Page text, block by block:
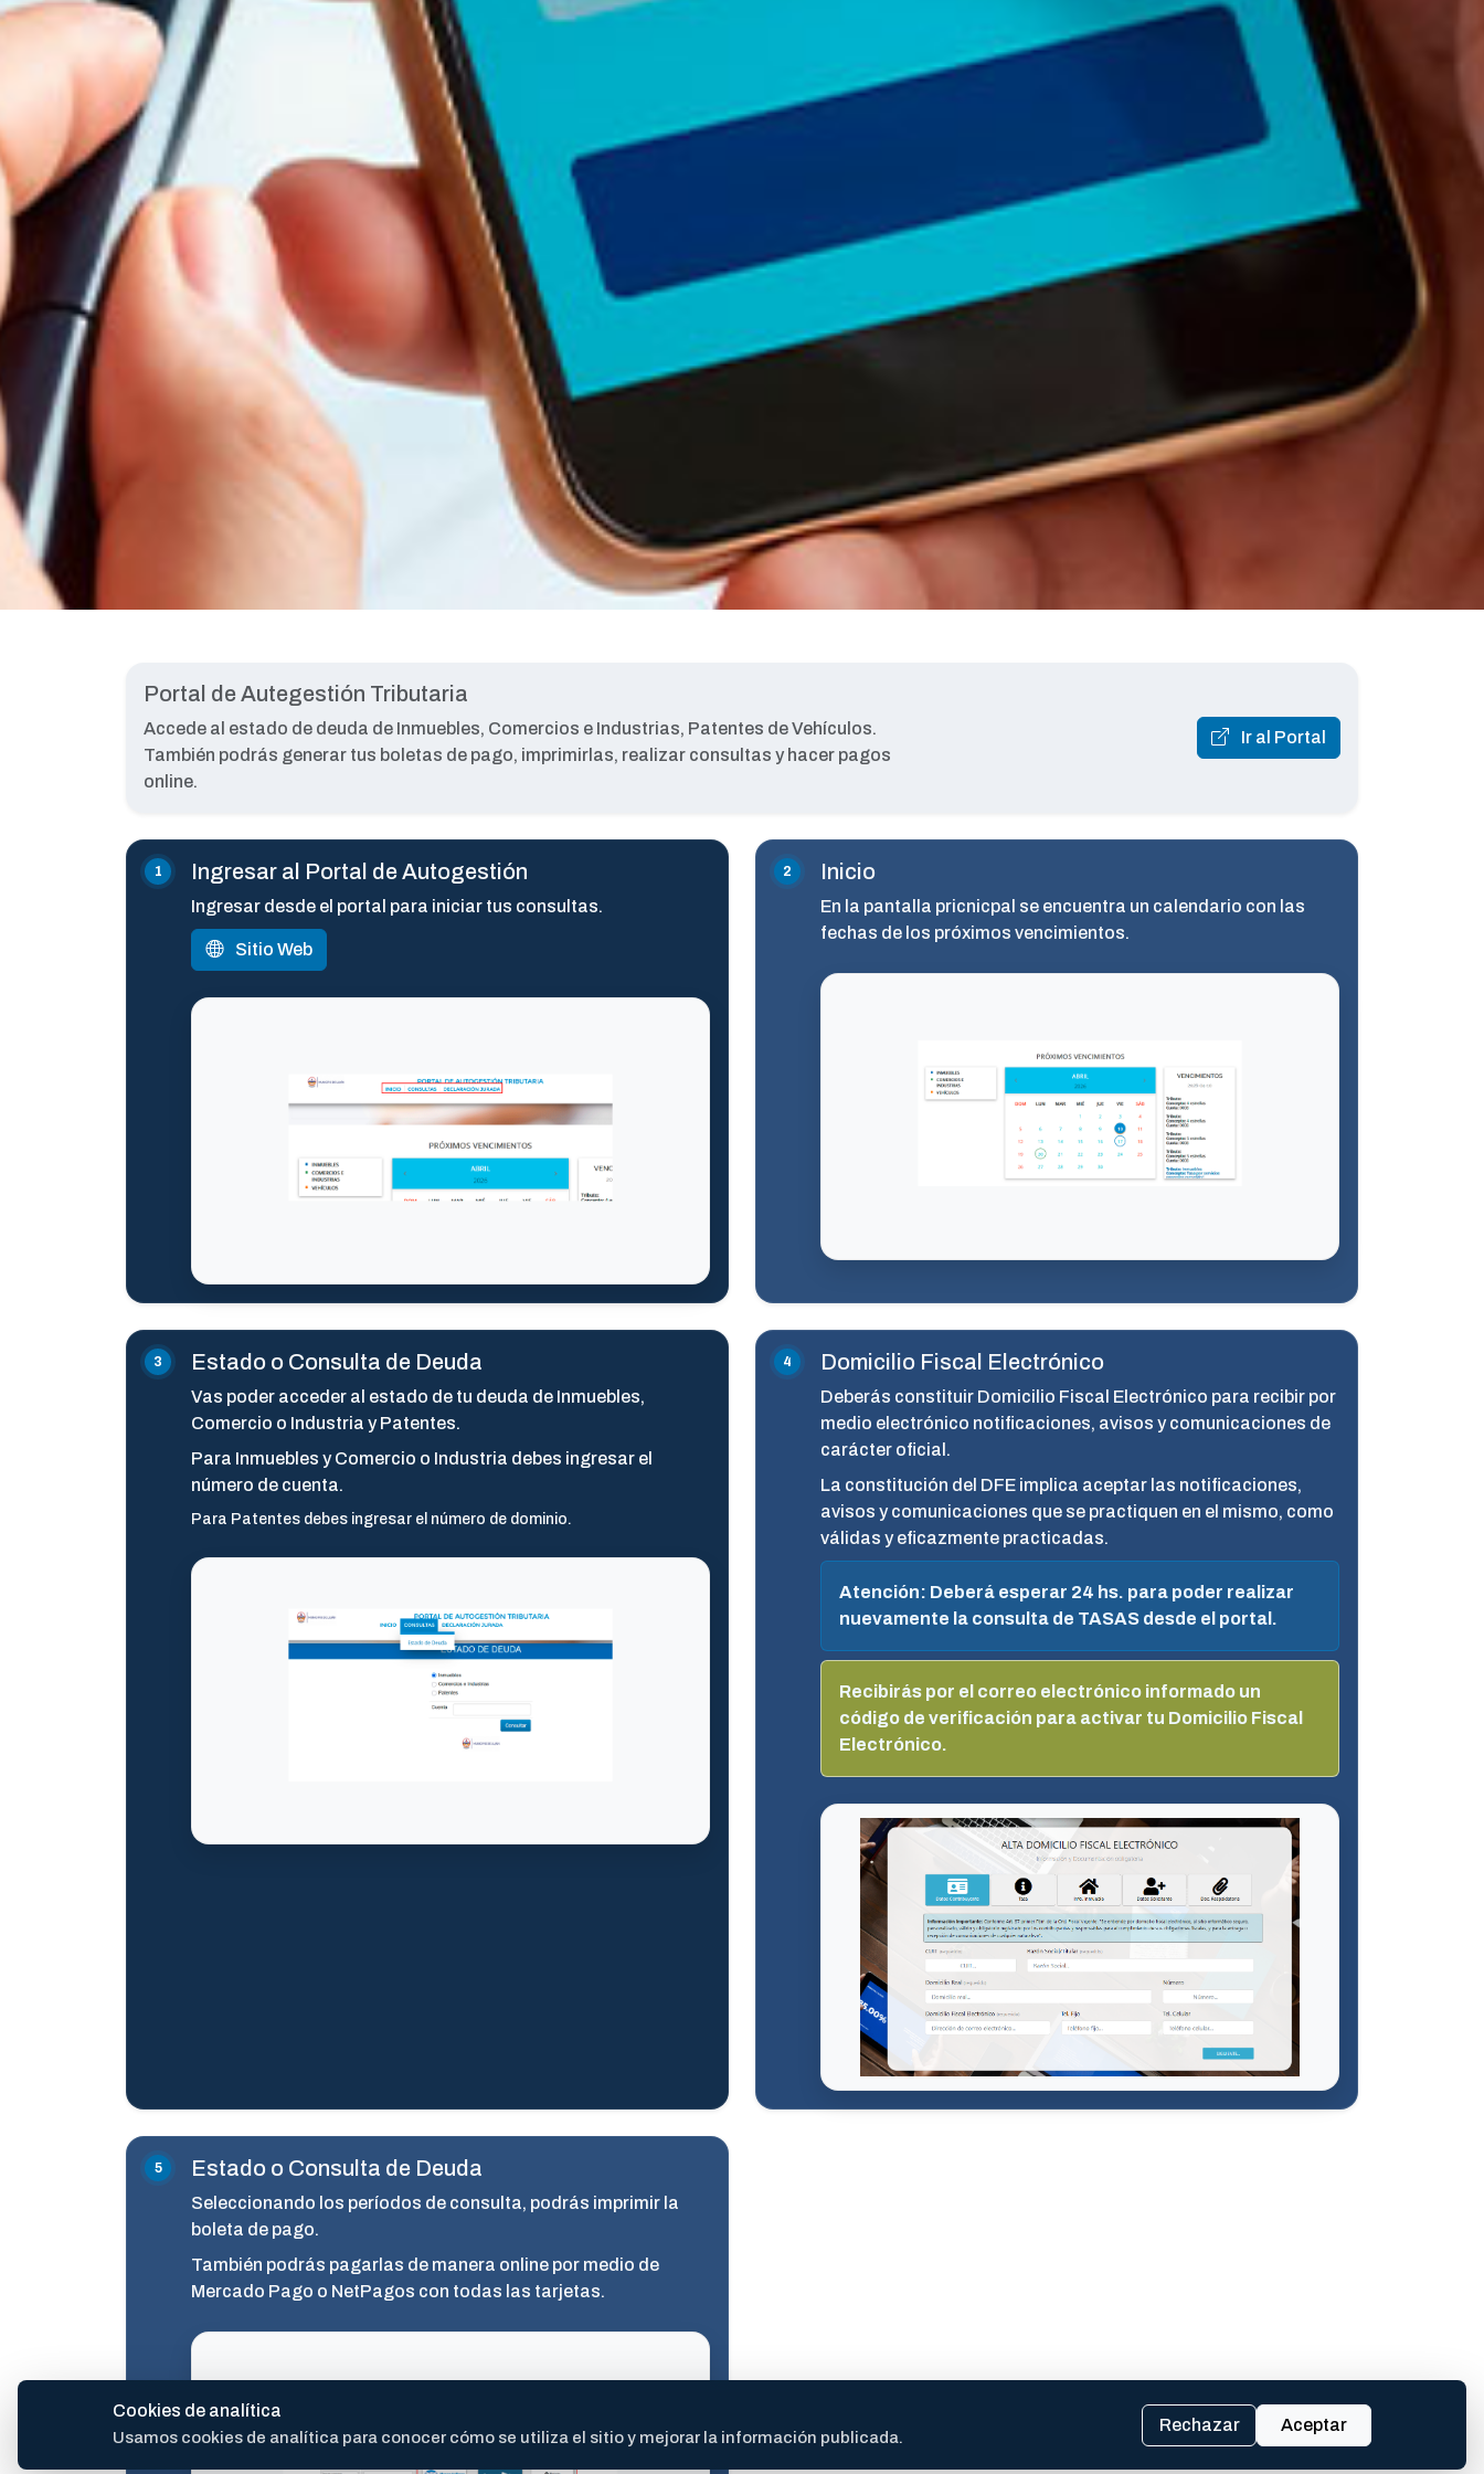
Portal de Autegestión Tributaria
Accede al estado de deuda de Inmuebles, Comercios e Industrias, Patentes de Vehículos.
También podrás generar tus boletas de pago, imprimirlas, realizar consultas y hacer pagos
online.
Ir al Portal
Ingresar al Portal de Autogestión
Ingresar desde el portal para iniciar tus consultas.
Sitio Web
Inicio
En la pantalla pricnicpal se encuentra un calendario con las
fechas de los próximos vencimientos.
Estado o Consulta de Deuda
Vas poder acceder al estado de tu deuda de Inmuebles,
Comercio o Industria y Patentes.
Para Inmuebles y Comercio o Industria debes ingresar el
número de cuenta.
Para Patentes debes ingresar el número de dominio.
Domicilio Fiscal Electrónico
Deberás constituir Domicilio Fiscal Electrónico para recibir por
medio electrónico notificaciones, avisos y comunicaciones de
carácter oficial.
La constitución del DFE implica aceptar las notificaciones,
avisos y comunicaciones que se practiquen en el mismo, como
válidas y eficazmente practicadas.
Atención: Deberá esperar 24 hs. para poder realizar
nuevamente la consulta de TASAS desde el portal.
Recibirás por el correo electrónico informado un
código de verificación para activar tu Domicilio Fiscal
Electrónico.
Estado o Consulta de Deuda
Seleccionando los períodos de consulta, podrás imprimir la
boleta de pago.
También podrás pagarlas de manera online por medio de
Mercado Pago o NetPagos con todas las tarjetas.
Cookies de analítica
Usamos cookies de analítica para conocer cómo se utiliza el sitio y mejorar la información publicada.
Rechazar Aceptar